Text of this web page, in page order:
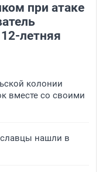
при атаке
летняя
колонии
вместе со своими
нашли в